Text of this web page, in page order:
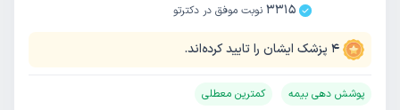
3315 نوبت موفق در دکترتو
4 پزشک ایشان را تایید کرده‌اند.
پوشش دهی بیمه
کمترین معطلی